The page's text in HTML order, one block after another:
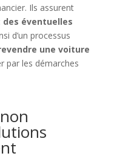
Ils assurent
éventuelles
d’un processus
une voiture
par les démarches